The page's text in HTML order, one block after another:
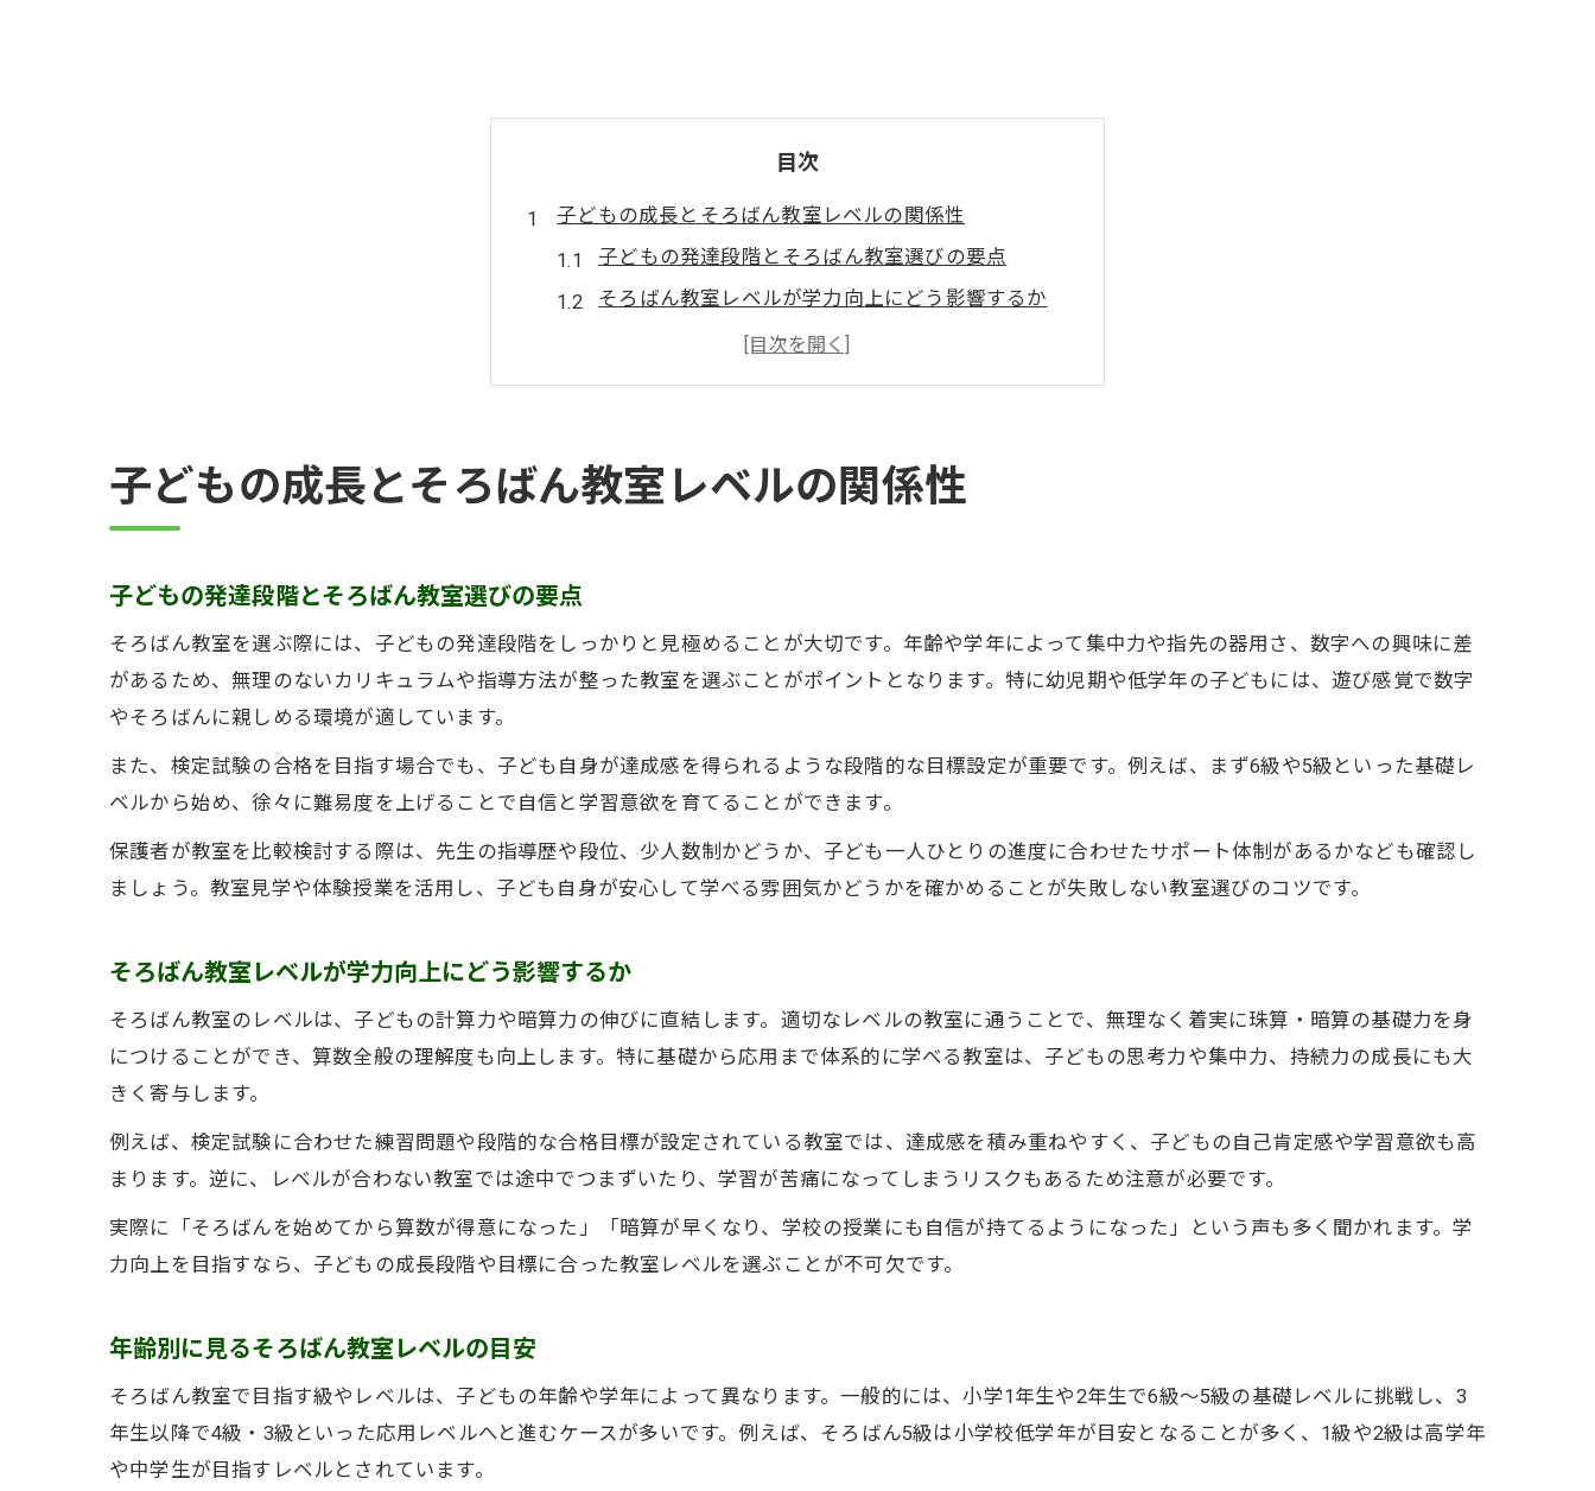
目次
子どもの成長とそろばん教室レベルの関係性
子どもの発達段階とそろばん教室選びの要点
そろばん教室レベルが学力向上にどう影響するか
年齢別に見るそろばん教室レベルの目安
集中力と計算力を高める教室レベルの選び方
そろばん教室で学ぶ級ごとの進級目安とは
そろばん教室で目指す級ごとの進級基準
検定ごとに異なるそろばん教室の進級目標
子どもの成長に合わせた級の選択ポイント
中学受験に強いそろばん教室の選び方ポイント
そろばん教室で中学受験に有利な級を取得する方法
受験対策に役立つそろばん教室のレベルとは
中学受験で評価されるそろばんの級取得戦略
レベル別に見るそろばん教室の特徴と選び方
初心者向けそろばん教室の特徴と選び方
上級レベルのそろばん教室で学ぶメリット
子どもの成長段階に合った教室選びの基準
そろばん教室のレベルと合格率の関係とは
そろばん教室は何級から難しくなるのか
そろばん教室で感じる難易度の壁とは
難しくなる級の乗り越え方と教室のサポート
子どもの成長とそろばん教室レベルの関係性
子どもの発達段階とそろばん教室選びの要点
そろばん教室を選ぶ際には、子どもの発達段階をしっかりと見極めることが大切です。年齢や学年によって集中力や指先の器用さ、数字への興味に差
があるため、無理のないカリキュラムや指導方法が整った教室を選ぶことがポイントとなります。特に幼児期や低学年の子どもには、遊び感覚で数字
やそろばんに親しめる環境が適しています。
また、検定試験の合格を目指す場合でも、子ども自身が達成感を得られるような段階的な目標設定が重要です。例えば、まず6級や5級といった基礎レ
ベルから始め、徐々に難易度を上げることで自信と学習意欲を育てることができます。
保護者が教室を比較検討する際は、先生の指導歴や段位、少人数制かどうか、子ども一人ひとりの進度に合わせたサポート体制があるかなども確認し
ましょう。教室見学や体験授業を活用し、子ども自身が安心して学べる雰囲気かどうかを確かめることが失敗しない教室選びのコツです。
そろばん教室レベルが学力向上にどう影響するか
そろばん教室のレベルは、子どもの計算力や暗算力の伸びに直結します。適切なレベルの教室に通うことで、無理なく着実に珠算・暗算の基礎力を身
につけることができ、算数全般の理解度も向上します。特に基礎から応用まで体系的に学べる教室は、子どもの思考力や集中力、持続力の成長にも大
きく寄与します。
例えば、検定試験に合わせた練習問題や段階的な合格目標が設定されている教室では、達成感を積み重ねやすく、子どもの自己肯定感や学習意欲も高
まります。逆に、レベルが合わない教室では途中でつまずいたり、学習が苦痛になってしまうリスクもあるため注意が必要です。
実際に「そろばんを始めてから算数が得意になった」「暗算が早くなり、学校の授業にも自信が持てるようになった」という声も多く聞かれます。学
力向上を目指すなら、子どもの成長段階や目標に合った教室レベルを選ぶことが不可欠です。
年齢別に見るそろばん教室レベルの目安
そろばん教室で目指す級やレベルは、子どもの年齢や学年によって異なります。一般的には、小学1年生や2年生で6級～5級の基礎レベルに挑戦し、3
年生以降で4級・3級といった応用レベルへと進むケースが多いです。例えば、そろばん5級は小学校低学年が目安となることが多く、1級や2級は高学年
や中学生が目指すレベルとされています。